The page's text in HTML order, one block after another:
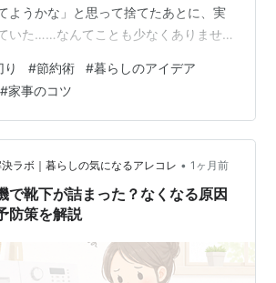
ようかな」と思って捨てたあとに、実
いた……なんてことも少なくありませ
、キャップ側に集まりにくくなったり
使い切りにくくなります。 でも、少し
家にあるものを使って最後まで出しや
きますよ。 チューブを最後まで使い切
に絞る方法・道具を使う方法・ハサミ
に分けて考えるとわかりや…
#節約術 #暮らしのアイデア
#家事のコツ
ラボ｜暮らしの気になるアレコレ • 1ヶ月前
で靴下が詰まった？なくなる原因
防策を解説